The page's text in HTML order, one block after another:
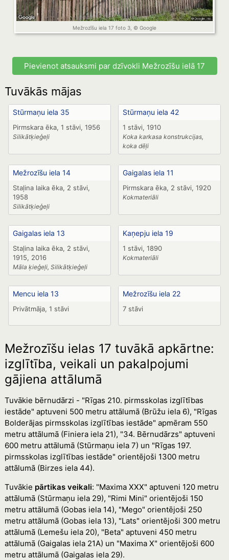
Mežrozīšu iela 17 foto 3, © Google
Pievienot atsauksmi par dzīvokli Mežrozīšu ielā 17
Tuvākās mājas
Stūrmaņu iela 35
Pirmskara ēka, 1 stāvi, 1956
Silikātķieģeļi
Stūrmaņu iela 42
1 stāvi, 1910
Koka karkasa konstrukcijas,
koka dēļi
Mežrozīšu iela 14
Staļina laika ēka, 2 stāvi,
1958
Silikātķieģeļi
Gaigalas iela 11
Pirmskara ēka, 2 stāvi, 1920
Kokmateriāli
Gaigalas iela 13
Staļina laika ēka, 2 stāvi,
1915, 2016
Māla ķieģeļi, Silikātķieģeļi
Kaņepju iela 19
1 stāvi, 1890
Kokmateriāli
Mencu iela 13
Privātmāja, 1 stāvi
Mežrozīšu iela 22
7 stāvi
Mežrozīšu ielas 17 tuvākā apkārtne:
izglītība, veikali un pakalpojumi
gājiena attālumā
Tuvākie bērnudārzi - "Rīgas 210. pirmsskolas izglītības
iestāde" aptuveni 500 metru attālumā (Brūžu iela 6), "Rīgas
Bolderājas pirmsskolas izglītības iestāde" apmēram 550
metru attālumā (Finiera iela 21), "34. Bērnudārzs" aptuveni
600 metru attālumā (Stūrmaņu iela 7) un "Rīgas 197.
pirmsskolas izglītības iestāde" orientējoši 1300 metru
attālumā (Birzes iela 44).
Tuvākie pārtikas veikali: "Maxima XXX" aptuveni 120 metru
attālumā (Stūrmaņu iela 29), "Rimi Mini" orientējoši 150
metru attālumā (Gobas iela 14), "Mego" orientējoši 250
metru attālumā (Gobas iela 13), "Lats" orientējoši 300 metru
attālumā (Lemešu iela 20), "Beta" aptuveni 450 metru
attālumā (Gaigalas iela 21A) un "Maxima X" orientējoši 600
metru attālumā (Gaigalas iela 29).